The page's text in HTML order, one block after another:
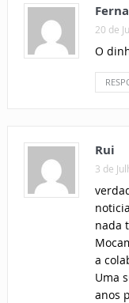
20 de
O
Rui
3 de
nada
a
Uma
anos